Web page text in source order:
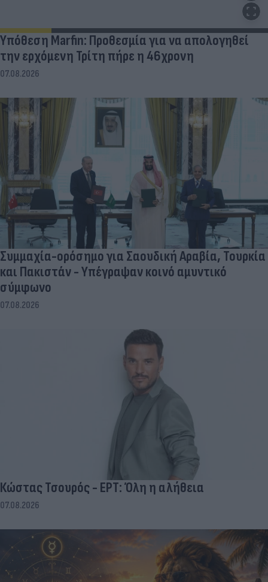
Υπόθεση Marfin: Προθεσμία για να απολογηθεί
την ερχόμενη Τρίτη πήρε η 46χρονη
07.08.2026
Συμμαχία-ορόσημο για Σαουδική Αραβία, Τουρκία
και Πακιστάν - Υπέγραψαν κοινό αμυντικό
σύμφωνο
07.08.2026
Κώστας Τσουρός - ΕΡΤ: Όλη η αλήθεια
07.08.2026